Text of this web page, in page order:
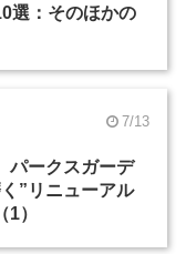
選：そのほかの
7/13
パークスガーデ
”リニューアル
）